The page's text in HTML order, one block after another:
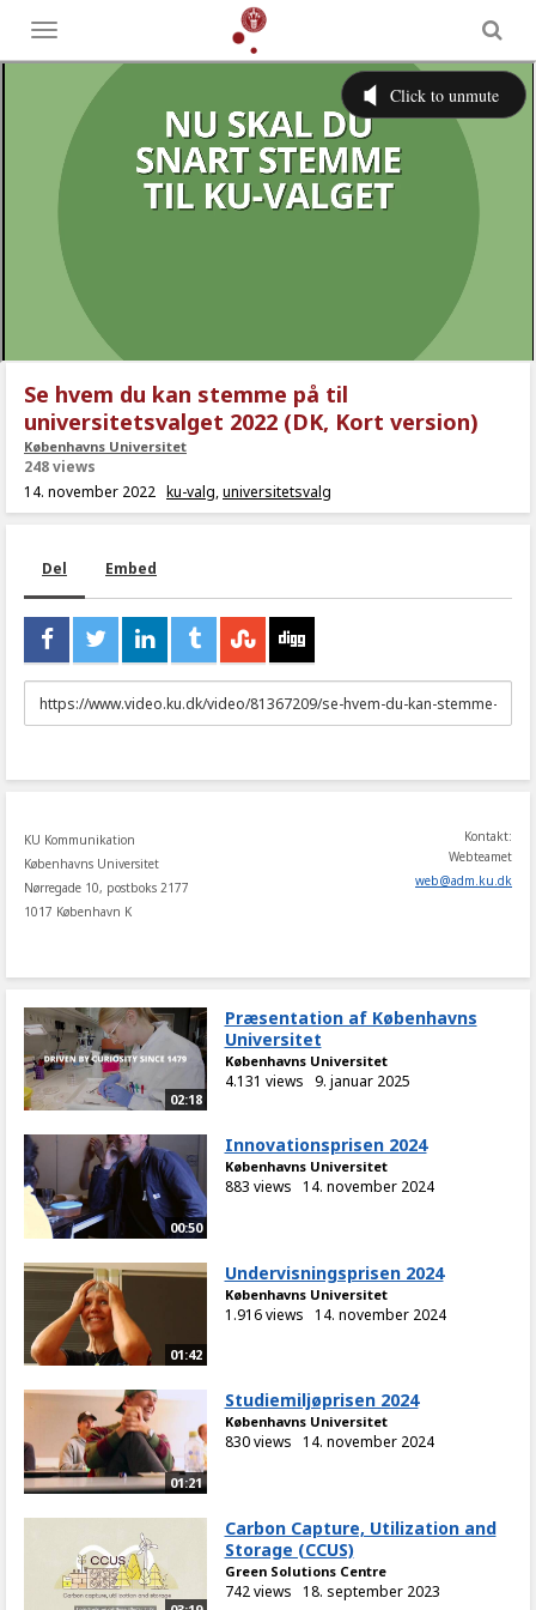
Toggle
menu
Se hvem du kan stemme på til
universitetsvalget 2022 (DK, Kort version)
Københavns Universitet
248 views
14. november 2022 ku-valg,universitetsvalg
Del Embed
URL
to
KU Kommunikation
Københavns Universitet
Nørregade 10, postboks 2177
1017 København K
Kontakt:
Webteamet
web@adm.ku.dk
02:18
Præsentation af Københavns
Universitet
Københavns Universitet
4.131 views 9. januar 2025
00:50
Innovationsprisen 2024
Københavns Universitet
883 views 14. november 2024
01:42
Undervisningsprisen 2024
Københavns Universitet
1.916 views 14. november 2024
01:21
Studiemiljøprisen 2024
Københavns Universitet
830 views 14. november 2024
Carbon Capture, Utilization and
Storage (CCUS)
Green Solutions Centre
742 views 18. september 2023